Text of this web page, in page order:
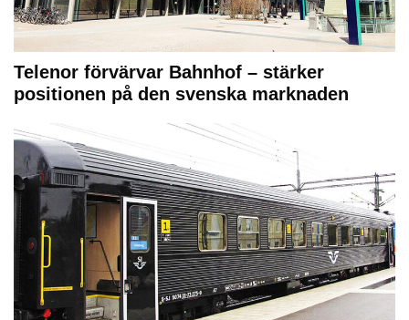
Telenor förvärvar Bahnhof – stärker
positionen på den svenska marknaden